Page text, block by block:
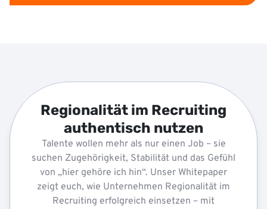
Regionalität im Recruiting
authentisch nutzen
Talente wollen mehr als nur einen Job – sie
suchen Zugehörigkeit, Stabilität und das Gefühl
von „hier gehöre ich hin“. Unser Whitepaper
zeigt euch, wie Unternehmen Regionalität im
Recruiting erfolgreich einsetzen – mit